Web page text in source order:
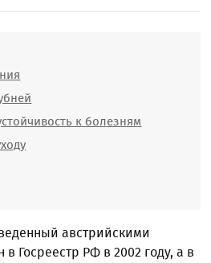
к болезням
австрийскими
Госреестр РФ в 2002 году, а в